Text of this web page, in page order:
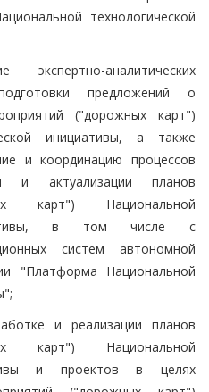
технологической
экспертно-аналитических
предложений о
("дорожных карт")
инициативы, а также
и координацию процессов
и актуализации планов
карт") Национальной
в том числе с
систем автономной
"Платформа Национальной
и реализации планов
карт") Национальной
и проектов в целях